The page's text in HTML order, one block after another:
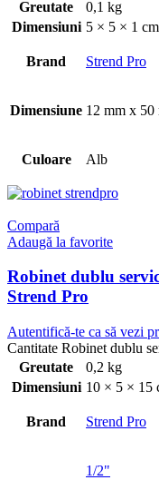
Greutate
0,1 kg
Dimensiuni 5 × 5 × 1 cm
Brand Strend Pro
Dimensiune 12 mm x 50
Culoare Alb
Compară
Adaugă la favorite
Robinet dublu
Strend Pro
Autentifică-te ca să vezi
Cantitate Robinet dublu
Greutate
0,2 kg
Dimensiuni 10 × 5 × 15
Brand Strend Pro
1/2"